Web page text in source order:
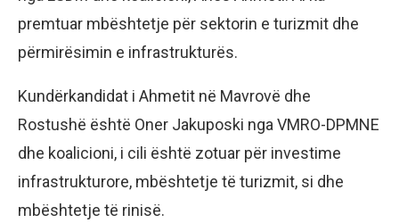
premtuar mbështetje për sektorin e turizmit dhe
përmirësimin e infrastrukturës.
Kundërkandidat i Ahmetit në Mavrovë dhe
Rostushë është Oner Jakuposki nga VMRO-DPMNE
dhe koalicioni, i cili është zotuar për investime
infrastrukturore, mbështetje të turizmit, si dhe
mbështetje të rinisë.